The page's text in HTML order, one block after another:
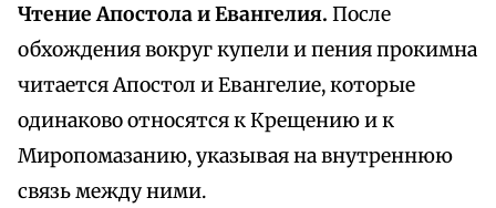
Чтение Апостола и Евангелия. После
обхождения вокруг купели и пения прокимна
читается Апостол и Евангелие, которые
одинаково относятся к Крещению и к
Миропомазанию, указывая на внутреннюю
связь между ними.